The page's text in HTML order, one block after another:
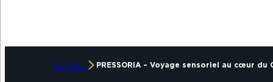
ACCUEIL PRESSORIA – Voyage sensoriel au cœur du